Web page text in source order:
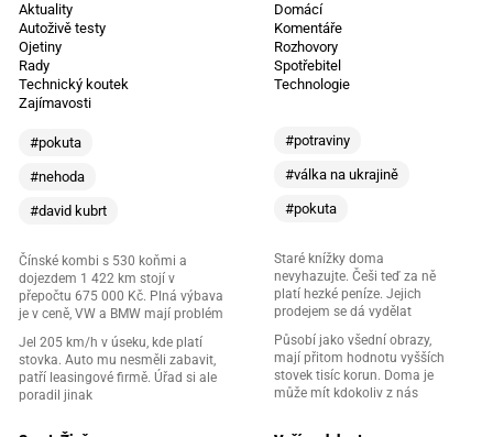
Aktuality
Autoživě testy
Ojetiny
Rady
Technický koutek
Zajímavosti
#pokuta
#nehoda
#david kubrt
Čínské kombi s 530 koňmi a
dojezdem 1 422 km stojí v
přepočtu 675 000 Kč. Plná výbava
je v ceně, VW a BMW mají problém
Jel 205 km/h v úseku, kde platí
stovka. Auto mu nesměli zabavit,
patří leasingové firmě. Úřad si ale
poradil jinak
Domácí
Komentáře
Rozhovory
Spotřebitel
Technologie
#potraviny
#válka na ukrajině
#pokuta
Staré knížky doma
nevyhazujte. Češi teď za ně
platí hezké peníze. Jejich
prodejem se dá vydělat
Působí jako všední obrazy,
mají přitom hodnotu vyšších
stovek tisíc korun. Doma je
může mít kdokoliv z nás